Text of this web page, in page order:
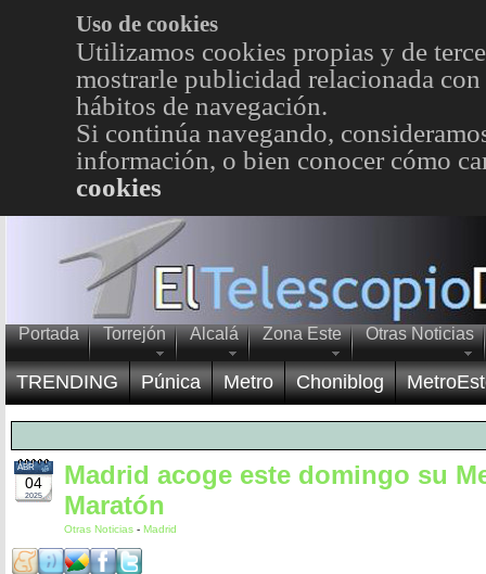
Uso de cookies
Utilizamos cookies propias y de
mostrarle publicidad relacionada
hábitos de navegación.
Si continúa navegando,
información, o bien conocer cómo
cookies
Portada Torrejón Alcalá Zona Este Otras Noticias
TRENDING Púnica Metro Choniblog
04
ABR
2025
Madrid acoge este domingo su
Maratón
Otras Noticias - Madrid